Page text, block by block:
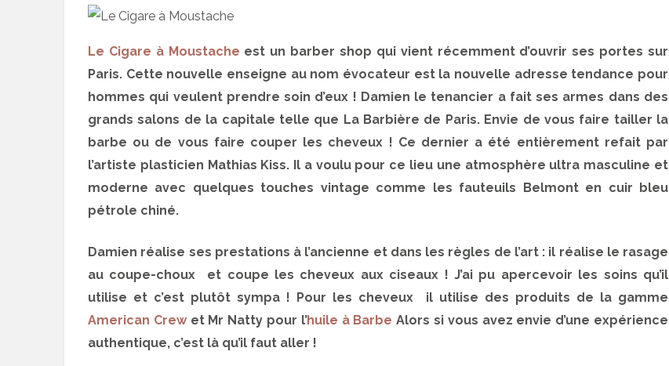
Le Cigare à Moustache est un barber shop qui vient récemment d’ouvrir ses portes sur
Paris. Cette nouvelle enseigne au nom évocateur est la nouvelle adresse tendance pour
hommes qui veulent prendre soin d’eux ! Damien le tenancier a fait ses armes dans des
grands salons de la capitale telle que La Barbière de Paris. Envie de vous faire tailler la
barbe ou de vous faire couper les cheveux ! Ce dernier a été entièrement refait par
l’artiste plasticien Mathias Kiss. Il a voulu pour ce lieu une atmosphère ultra masculine et
moderne avec quelques touches vintage comme les fauteuils Belmont en cuir bleu
pétrole chiné.
Damien réalise ses prestations à l’ancienne et dans les règles de l’art : il réalise le rasage
au coupe-choux et coupe les cheveux aux ciseaux ! J’ai pu apercevoir les soins qu’il
utilise et c’est plutôt sympa ! Pour les cheveux il utilise des produits de la gamme
American Crewet Mr Natty pour l’huile à Barbe Alors si vous avez envie d’une expérience
authentique, c’est là qu’il faut aller !